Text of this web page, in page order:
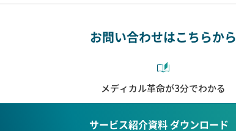
お問い合わせはこちらから
メディカル革命が3分でわかる
サービス紹介資料 ダウンロード